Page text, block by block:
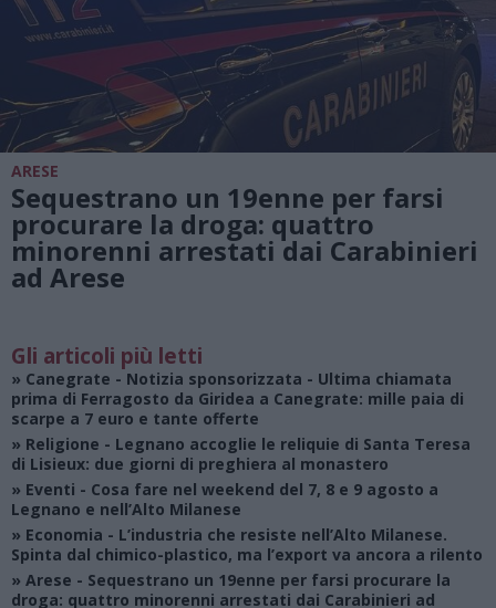
ARESE
Sequestrano un 19enne per farsi
procurare la droga: quattro
minorenni arrestati dai Carabinieri
ad Arese
Gli articoli più letti
» Canegrate - Notizia sponsorizzata - Ultima chiamata
prima di Ferragosto da Giridea a Canegrate: mille paia di
scarpe a 7 euro e tante offerte
» Religione - Legnano accoglie le reliquie di Santa Teresa
di Lisieux: due giorni di preghiera al monastero
» Eventi - Cosa fare nel weekend del 7, 8 e 9 agosto a
Legnano e nell’Alto Milanese
» Economia - L’industria che resiste nell’Alto Milanese.
Spinta dal chimico-plastico, ma l’export va ancora a rilento
» Arese - Sequestrano un 19enne per farsi procurare la
droga: quattro minorenni arrestati dai Carabinieri ad